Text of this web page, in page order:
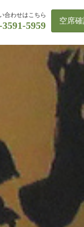
合わせはこちら
5959 空席